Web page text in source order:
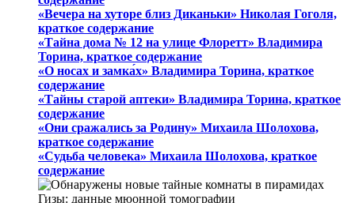
«Вечера на хуторе близ Диканьки» Николая Гоголя,
краткое содержание
«Тайна дома № 12 на улице Флоретт» Владимира
Торина, краткое содержание
«О носах и замка́х» Владимира Торина, краткое
содержание
«Тайны старой аптеки» Владимира Торина, краткое
содержание
«Они сражались за Родину» Михаила Шолохова,
краткое содержание
«Судьба человека» Михаила Шолохова, краткое
содержание